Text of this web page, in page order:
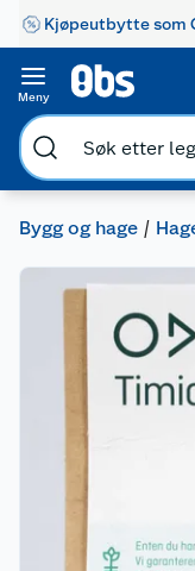
Kjøpeutbytte som
Meny
Bygg og hage